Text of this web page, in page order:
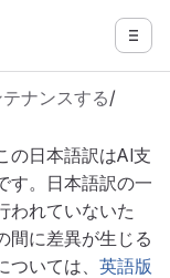
メニ
ナンスする/
の日本語訳はAI支
す。日本語訳の一
われていないた
間に差異が生じる
いては、 英語版